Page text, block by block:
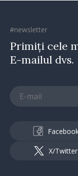
#newsletter
Primiți cele
E-mailul dvs.
X/Twitter